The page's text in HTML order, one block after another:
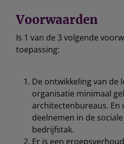
Voorwaarden
Is 1 van de 3 volgende
toepassing:
De ontwikkeling van de
organisatie minimaal
architectenbureaus. En
deelnemen in de
bedrijfstak.
Er is een